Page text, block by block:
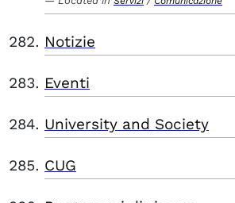
Notizie
Eventi
University and Society
CUG